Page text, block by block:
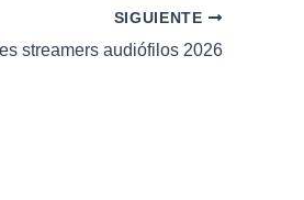
SIGUIENTE
streamers audiófilos 2026